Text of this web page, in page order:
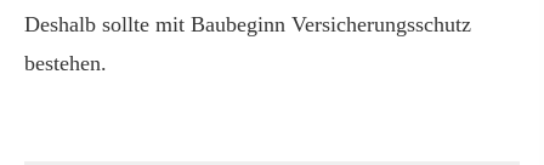
Deshalb sollte mit Baubeginn Versicherungsschutz
bestehen.